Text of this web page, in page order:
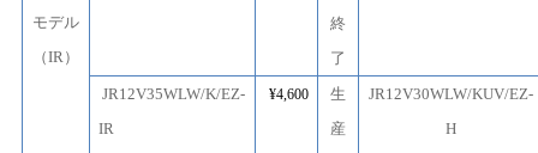
モデル
（IR）
終
了
JR12V35WLW/K/EZ-
IR
¥4,600
生
産
JR12V30WLW/KUV/EZ-
H